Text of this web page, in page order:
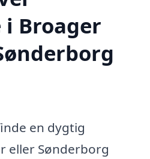
Broager
en dygtig
eller Sønderborg